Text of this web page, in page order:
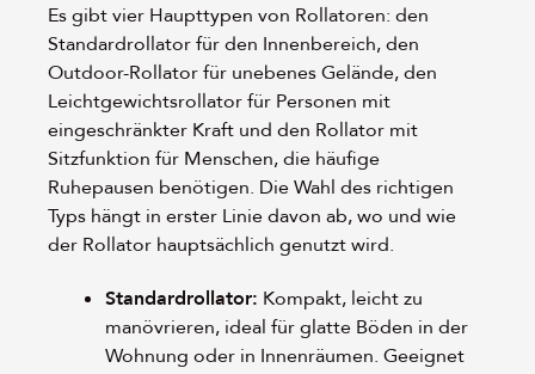
Es gibt vier Haupttypen von Rollatoren: den
Standardrollator für den Innenbereich, den
Outdoor-Rollator für unebenes Gelände, den
Leichtgewichtsrollator für Personen mit
eingeschränkter Kraft und den Rollator mit
Sitzfunktion für Menschen, die häufige
Ruhepausen benötigen. Die Wahl des richtigen
Typs hängt in erster Linie davon ab, wo und wie
der Rollator hauptsächlich genutzt wird.
Standardrollator: Kompakt, leicht zu
manövrieren, ideal für glatte Böden in der
Wohnung oder in Innenräumen. Geeignet